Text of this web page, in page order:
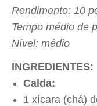
Rendimento: 10
Tempo médio de
Nível: médio
INGREDIENTES:
Calda:
1 xícara (chá)